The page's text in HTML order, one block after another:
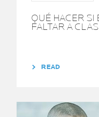
QUÉ HACER SI
FALTAR A
READ